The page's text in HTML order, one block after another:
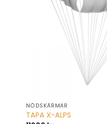
NÖDSKÄRMAR
TAPA X-ALPS